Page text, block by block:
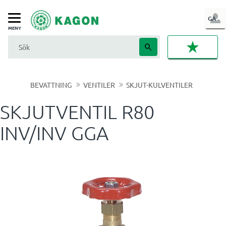
Meny
GA
IN
BEVATTNING VENTILER SKJUT-KULVENTILER
SKJUTVENTIL R80
INV/INV GGA